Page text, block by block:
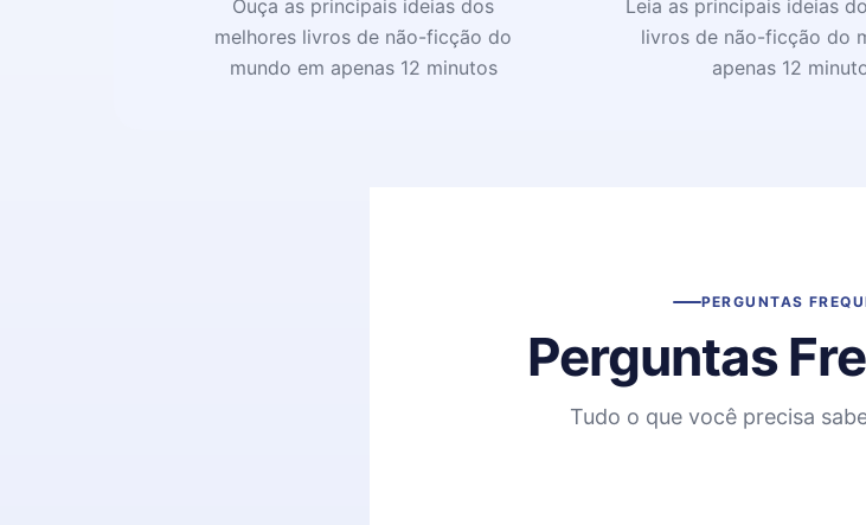
Ouça as principais ideias dos
melhores livros de não-ficção do
mundo em apenas 12 minutos
Leia as principais ideias
livros de não-ficção do
apenas 12
PERGUNTAS
Perguntas
Tudo o que você precisa